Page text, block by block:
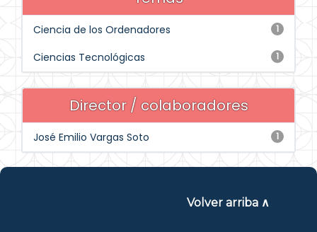
1
Ciencia de los Ordenadores
1
Ciencias Tecnológicas
Director / colaboradores
1
José Emilio Vargas Soto
Volver arriba ∧